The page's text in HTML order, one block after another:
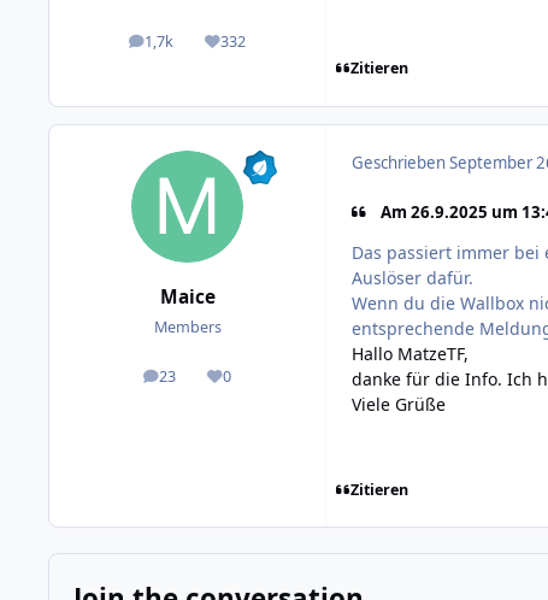
1,7k
posts 332
Reputation
Zitieren
Maice
Members
23
posts 0
Reputation
GeschriebenSeptember
Am 26.9.2025 um
Das passiert immer
Auslöser dafür.
Wenn du die Wallbox
entsprechende
Hallo MatzeTF,
danke für die Info. Ich
Viele Grüße
Zitieren